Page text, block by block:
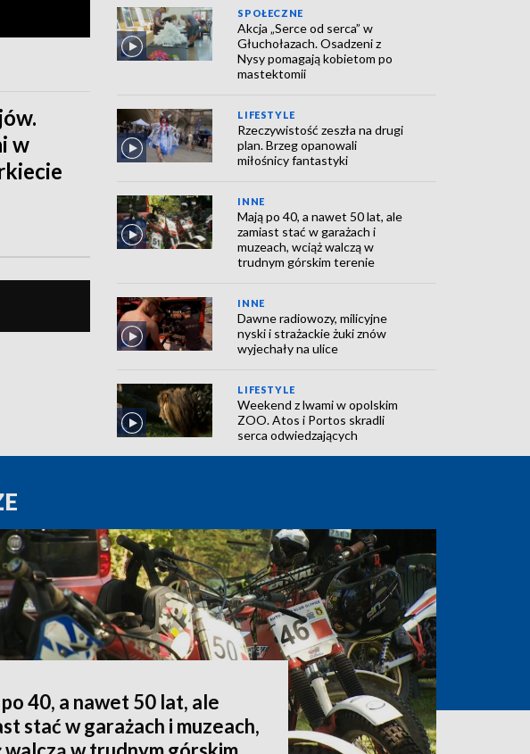
w
SPOŁECZNE
Akcja „Serce od serca” w
Głuchołazach. Osadzeni z
Nysy pomagają kobietom po
mastektomii
LIFESTYLE
Rzeczywistość zeszła na drugi
plan. Brzeg opanowali
miłośnicy fantastyki
INNE
Mają po 40, a nawet 50 lat, ale
zamiast stać w garażach i
muzeach, wciąż walczą w
trudnym górskim terenie
INNE
Dawne radiowozy, milicyjne
nyski i strażackie żuki znów
wyjechały na ulice
LIFESTYLE
Weekend z lwami w opolskim
ZOO. Atos i Portos skradli
serca odwiedzających
40, a nawet 50 lat, ale
stać w garażach i muzeach,